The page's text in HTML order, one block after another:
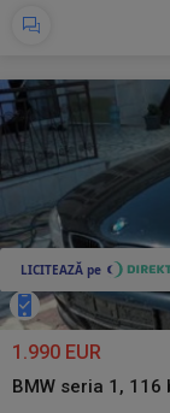
1.990 EUR
BMW seria 1, 116